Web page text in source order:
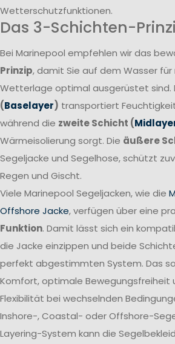
Wetterschutzfunktionen.
Das 3-Schichten-
Bei Marinepool empfehlen wir das
Prinzip, damit Sie auf dem Wasser für
Wetterlage optimal ausgerüstet sind.
(Baselayer) transportiert
während die zweite Schicht (
Wärmeisolierung sorgt. Die äußere
Segeljacke und Segelhose, schützt
Regen und Gischt.
Viele Marinepool Segeljacken, wie die
Offshore Jacke, verfügen über eine
Funktion. Damit lässt sich ein
die Jacke einzippen und beide
perfekt abgestimmten System. Das
Komfort, optimale Bewegungsfreiheit
Flexibilität bei wechselnden
Inshore-, Coastal- oder Offshore-
Layering-System kann die